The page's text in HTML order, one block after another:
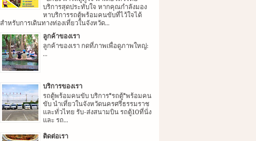
บริการสุดประทับใจ หากคุณกำลังมอง
หาบริการรถตู้พร้อมคนขับที่ไว้ใจได้
สำหรับการเดินทางท่องเที่ยวในจังหวัด...
ลูกค้าของเรา
ลูกค้าของเรา กดที่ภาพเพื่อดูภาพใหญ่:
...
บริการของเรา
รถตู้พร้อมคนขับ บริการ"รถตู้"พร้อมคน
ขับ นำเที่ยวในจังหวัดนครศรีธรรมราช
และทั่วไทย รับ-ส่งสนามบิน รถตู้10ที่นั่ง
และ รถ...
ติดต่อเรา